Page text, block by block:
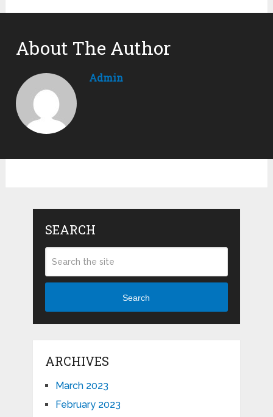
About The Author
Admin
SEARCH
Search
ARCHIVES
March 2023
February 2023